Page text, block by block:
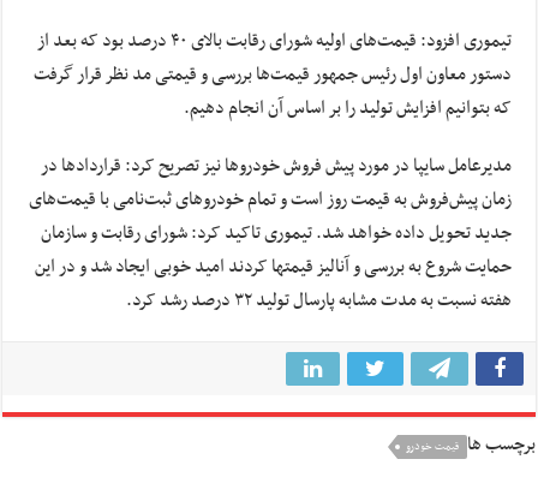
تیموری افزود: قیمت‌های اولیه شورای رقابت بالای ۴۰ درصد بود که بعد از
دستور معاون اول رئیس جمهور قیمت‌ها بررسی و قیمتی مد نظر قرار گرفت
که بتوانیم افزایش تولید را بر اساس آن انجام دهیم.
مدیرعامل سایپا در مورد پیش فروش خودروها نیز تصریح کرد: قراردادها در
زمان پیش‌فروش به قیمت روز است و تمام خودروهای ثبت‌نامی با قیمت‌های
جدید تحویل داده خواهد شد. تیموری تاکید کرد: شورای رقابت و سازمان
حمایت شروع به بررسی و آنالیز قیمتها کردند امید خوبی ایجاد شد و در این
هفته نسبت به مدت مشابه پارسال تولید ۳۲ درصد رشد کرد.
برچسب ها قیمت خودرو